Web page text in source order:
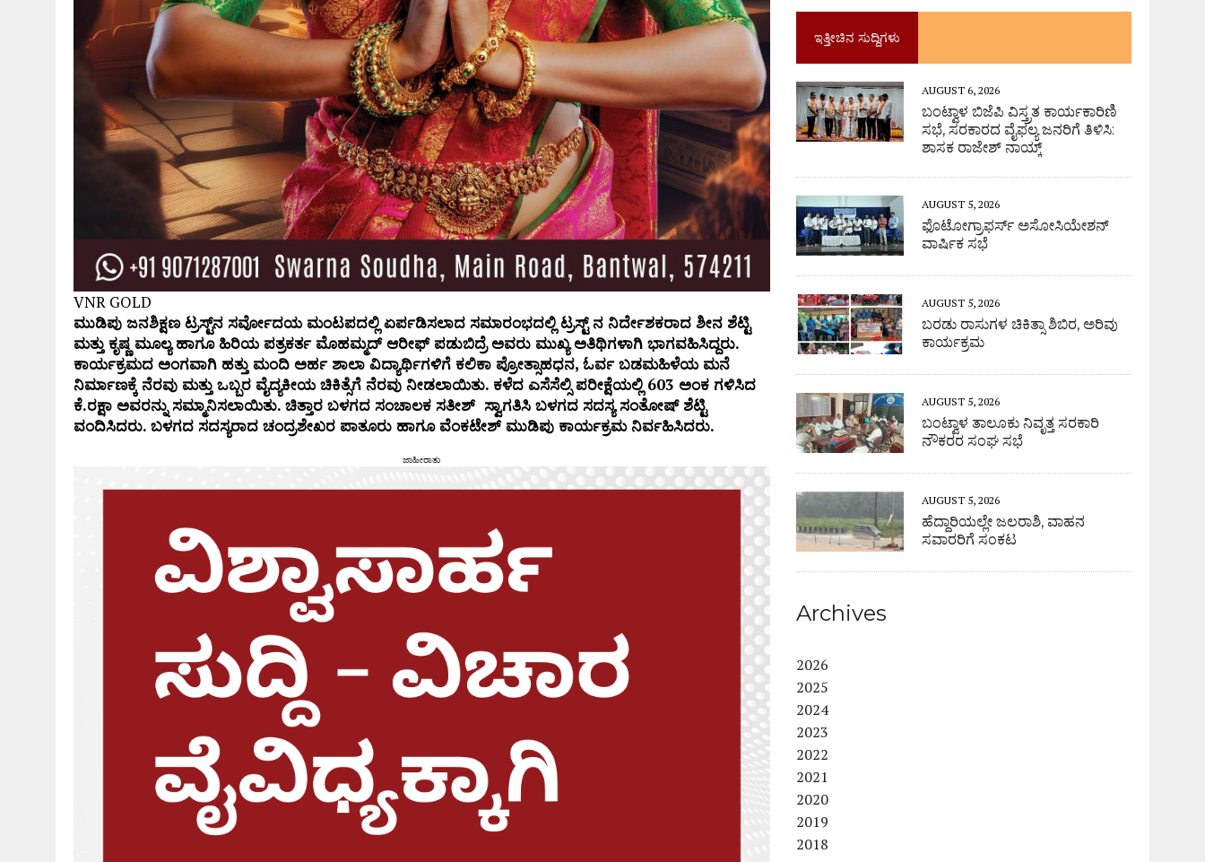
VNR GOLD
ಮುಡಿಪು ಜನಶಿಕ್ಷಣ ಟ್ರಸ್ಟ್ನ ಸರ್ವೋದಯ ಮಂಟಪದಲ್ಲಿ ಏರ್ಪಡಿಸಲಾದ ಸಮಾರಂಭದಲ್ಲಿ ಟ್ರಸ್ಟ್‌ನ ನಿರ್ದೇಶಕರಾದ ಶೀನ ಶೆಟ್ಟಿ
ಮತ್ತು ಕೃಷ್ಣ ಮೂಲ್ಯಹಾಗೂಹಿರಿಯ ಪತ್ರಕರ್ತ ಮೊಹಮ್ಮದ್‌ ಆರೀಫ್‌ ಪಡುಬಿದ್ರೆಅವರು ಮುಖ್ಯಅತಿಥಿಗಳಾಗಿ ಭಾಗವಹಿಸಿದ್ದರು.
ಕಾರ್ಯಕ್ರಮದ ಅಂಗವಾಗಿ ಹತ್ತು ಮಂದಿ ಅರ್ಹ ಶಾಲಾ ವಿದ್ಯಾರ್ಥಿಗಳಿಗೆ ಕಲಿಕಾ ಪ್ರೋತ್ಸಾಹಧನ, ಓರ್ವಬಡಮಹಿಳೆಯ ಮನೆ
ನಿರ್ಮಾಣಕ್ಕೆ ನೆರವು ಮತ್ತು ಒಬ್ಬರ ವೈದ್ಯಕೀಯ ಚಿಕಿತ್ಸೆಗೆ ನೆರವು ನೀಡಲಾಯಿತು. ಕಳೆದ ಎಸೆಸೆಲ್ಸಿಪರೀಕ್ಷೆಯಲ್ಲಿ 603 ಅಂಕ ಗಳಿಸಿದ
ಕೆ.ರಕ್ಷಾ ಅವರನ್ನುಸಮ್ಮಾನಿಸಲಾಯಿತು. ಚಿತ್ತಾರ ಬಳಗದ ಸಂಚಾಲಕ ಸತೀಶ್ ಸ್ವಾಗತಿಸಿ ಬಳಗದ ಸದಸ್ಯಸಂತೋಷ್‌ ಶೆಟ್ಟಿ
ವಂದಿಸಿದರು. ಬಳಗದ ಸದಸ್ಯರಾದ ಚಂದ್ರಶೇಖರ ಪಾತೂರು ಹಾಗೂ ವೆಂಕಟೇಶ್ ಮುಡಿಪು ಕಾರ್ಯಕ್ರಮನಿರ್ವಹಿಸಿದರು.
ಜಾಹೀರಾತು
ಇತ್ತೀಚಿನ ಸುದ್ದಿಗಳು
AUGUST 6, 2026
ಬಂಟ್ವಾಳ ಬಿಜೆಪಿ ವಿಸ್ತ್ರತ ಕಾರ್ಯಕಾರಿಣಿ
ಸಭೆ, ಸರಕಾರದ ವೈಫಲ್ಯ ಜನರಿಗೆ ತಿಳಿಸಿ:
ಶಾಸಕ ರಾಜೇಶ್ ನಾಯ್ಕ್
AUGUST 5, 2026
ಫೊಟೋಗ್ರಾಫರ್ಸ್ ಅಸೋಸಿಯೇಶನ್
ವಾರ್ಷಿಕ ಸಭೆ
AUGUST 5, 2026
ಬರಡು ರಾಸುಗಳ ಚಿಕಿತ್ಸಾ ಶಿಬಿರ, ಅರಿವು
ಕಾರ್ಯಕ್ರಮ
AUGUST 5, 2026
ಬಂಟ್ವಾಳ ತಾಲೂಕು ನಿವೃತ್ತ ಸರಕಾರಿ
ನೌಕರರ ಸಂಘ ಸಭೆ
AUGUST 5, 2026
ಹೆದ್ದಾರಿಯಲ್ಲೇ ಜಲರಾಶಿ, ವಾಹನ
ಸವಾರರಿಗೆ ಸಂಕಟ
Archives
2026
2025
2024
2023
2022
2021
2020
2019
2018